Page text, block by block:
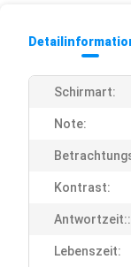
Schirmart:
Note:
Kontrast:
Antwortzeit::
Lebenszeit: